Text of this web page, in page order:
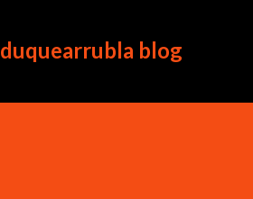
duquearrubla blog